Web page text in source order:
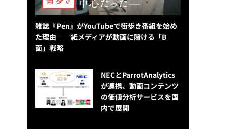
雑誌『Pen』がYouTubeで街歩き番組を始め
た理由——紙メディアが動画に賭ける「B
面」戦略
NECとParrotAnalytics
が連携、動画コンテンツ
の価値分析サービスを国
内で展開